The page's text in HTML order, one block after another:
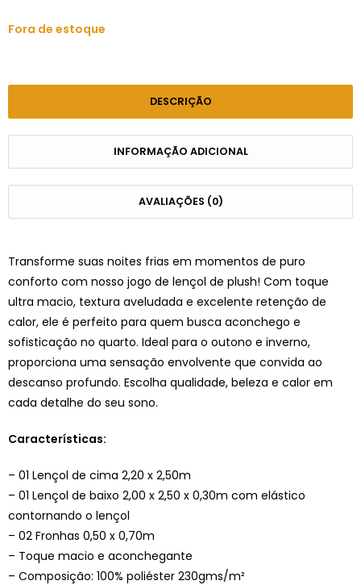
Fora de estoque
DESCRIÇÃO
INFORMAÇÃO ADICIONAL
AVALIAÇÕES (0)
Transforme suas noites frias em momentos de puro
conforto com nosso jogo de lençol de plush! Com toque
ultra macio, textura aveludada e excelente retenção de
calor, ele é perfeito para quem busca aconchego e
sofisticação no quarto. Ideal para o outono e inverno,
proporciona uma sensação envolvente que convida ao
descanso profundo. Escolha qualidade, beleza e calor em
cada detalhe do seu sono.
Características:
– 01 Lençol de cima 2,20 x 2,50m
– 01 Lençol de baixo 2,00 x 2,50 x 0,30m com elástico
contornando o lençol
– 02 Fronhas 0,50 x 0,70m
– Toque macio e aconchegante
– Composição: 100% poliéster 230gms/m²